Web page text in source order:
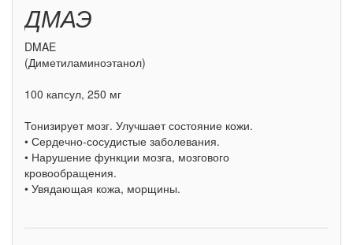
ДМАЭ
DMAE
(Диметиламиноэтанол)
100 капсул, 250 мг
Тонизирует мозг. Улучшает состояние кожи.
• Сердечно-сосудистые заболевания.
• Нарушение функции мозга, мозгового
кровообращения.
• Увядающая кожа, морщины.